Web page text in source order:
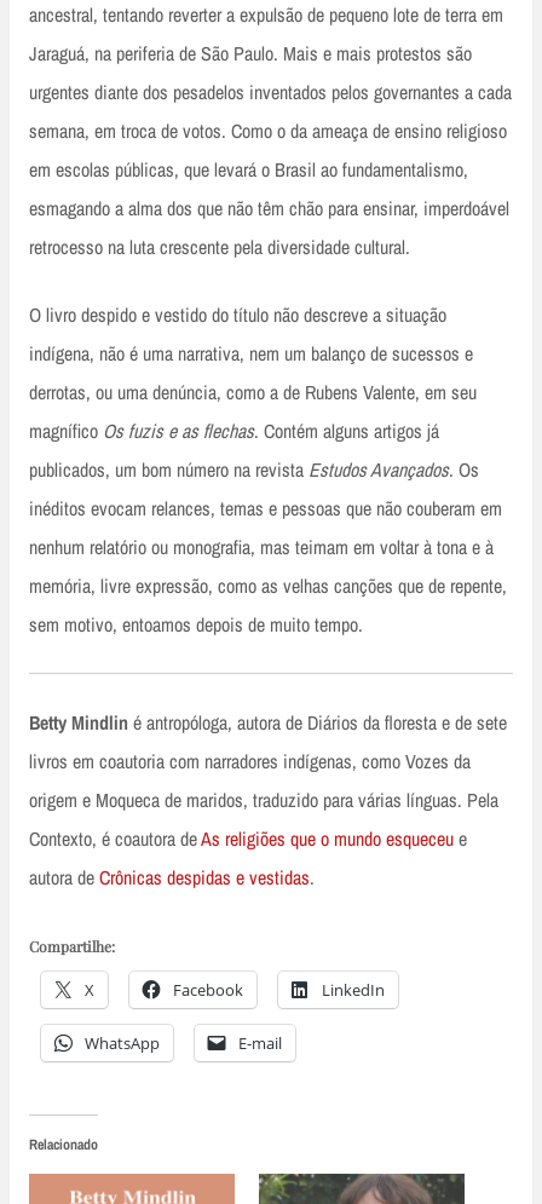
ancestral, tentando reverter a expulsão de pequeno lote de terra em
Jaraguá, na periferia de São Paulo. Mais e mais protestos são
urgentes diante dos pesadelos inventados pelos governantes a cada
semana, em troca de votos. Como o da ameaça de ensino religioso
em escolas públicas, que levará o Brasil ao fundamentalismo,
esmagando a alma dos que não têm chão para ensinar, imperdoável
retrocesso na luta crescente pela diversidade cultural.
O livro despido e vestido do título não descreve a situação
indígena, não é uma narrativa, nem um balanço de sucessos e
derrotas, ou uma denúncia, como a de Rubens Valente, em seu
magnífico Os fuzis e as flechas. Contém alguns artigos já
publicados, um bom número na revista Estudos Avançados. Os
inéditos evocam relances, temas e pessoas que não couberam em
nenhum relatório ou monografia, mas teimam em voltar à tona e à
memória, livre expressão, como as velhas canções que de repente,
sem motivo, entoamos depois de muito tempo.
Betty Mindlin é antropóloga, autora de Diários da floresta e de sete
livros em coautoria com narradores indígenas, como Vozes da
origem e Moqueca de maridos, traduzido para várias línguas. Pela
Contexto, é coautora deAs religiões que o mundo esqueceue
autora deCrônicas despidas e vestidas.
Compartilhe:
X Facebook LinkedIn
WhatsApp E-mail
Relacionado